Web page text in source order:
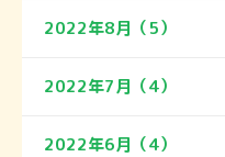
2022年8月（5）
2022年7月（4）
2022年6月（4）